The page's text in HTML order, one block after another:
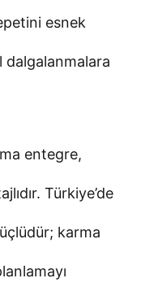
esnek
dalgalanmalara
entegre,
Türkiye’de
karma